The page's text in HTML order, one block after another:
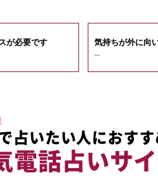
が必要です 気持ちが外に向
...
占いたい人におす
電話占いサ